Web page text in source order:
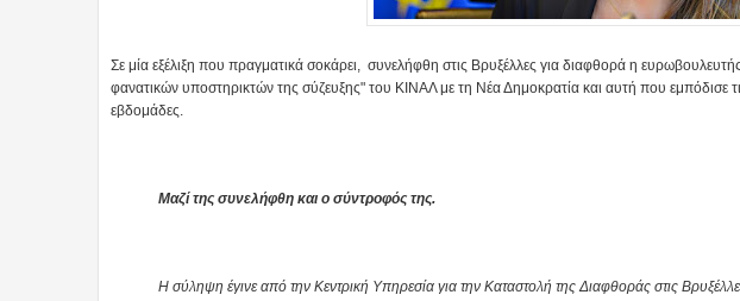
Σε μία εξέλιξη που πραγματικά σοκάρει, συνελήφθη στις Βρυξέλλες για διαφθορά η
φανατικών υποστηρικτών της σύζευξης" του ΚΙΝΑΛ με τη Νέα Δημοκρατία και αυτή που εμπόδισε
εβδομάδες.
Μαζί της συνελήφθη και ο σύντροφός της.
Η σύληψη έγινε από την Κεντρική Υπηρεσία για την Καταστολή της Διαφθοράς στις